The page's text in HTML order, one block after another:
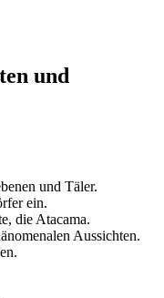
und
und Täler.
ein.
die Atacama.
Aussichten.